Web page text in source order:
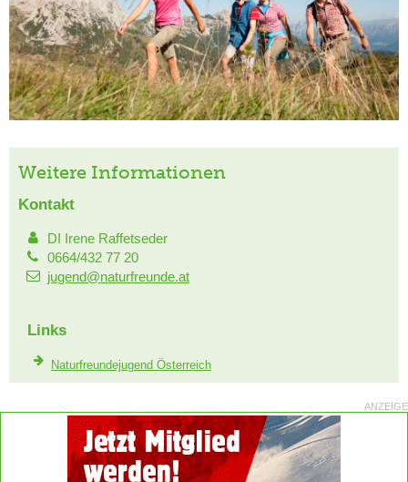
Weitere Informationen
Kontakt
DI Irene Raffetseder
0664/432 77 20
jugend@naturfreunde.at
Links
Naturfreundejugend Österreich
ANZEIGE